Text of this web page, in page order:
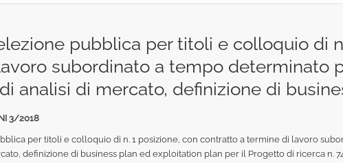
pubblica per titoli e colloquio di
subordinato a tempo determinato
analisi di mercato, definizione di
3/2018
per titoli e colloquio di n. 1 posizione, con contratto a termine di lavoro
definizione di business plan ed exploitation plan per il Progetto di ricerca n.